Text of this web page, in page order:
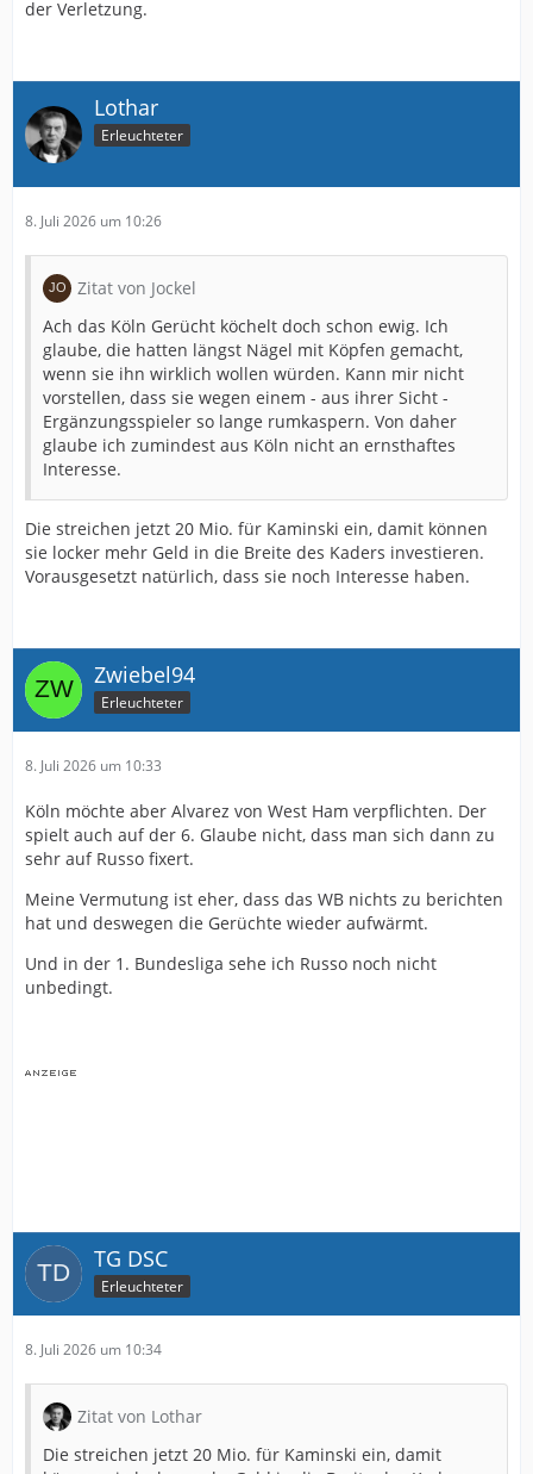
der Verletzung.
Lothar
Erleuchteter
8. Juli 2026 um 10:26
Zitat von Jockel
Ach das Köln Gerücht köchelt doch schon ewig. Ich
glaube, die hatten längst Nägel mit Köpfen gemacht,
wenn sie ihn wirklich wollen würden. Kann mir nicht
vorstellen, dass sie wegen einem - aus ihrer Sicht -
Ergänzungsspieler so lange rumkaspern. Von daher
glaube ich zumindest aus Köln nicht an ernsthaftes
Interesse.
Die streichen jetzt 20 Mio. für Kaminski ein, damit können
sie locker mehr Geld in die Breite des Kaders investieren.
Vorausgesetzt natürlich, dass sie noch Interesse haben.
Zwiebel94
Erleuchteter
8. Juli 2026 um 10:33
Köln möchte aber Alvarez von West Ham verpflichten. Der
spielt auch auf der 6. Glaube nicht, dass man sich dann zu
sehr auf Russo fixert.
Meine Vermutung ist eher, dass das WB nichts zu berichten
hat und deswegen die Gerüchte wieder aufwärmt.
Und in der 1. Bundesliga sehe ich Russo noch nicht
unbedingt.
TG DSC
Erleuchteter
8. Juli 2026 um 10:34
Zitat von Lothar
Die streichen jetzt 20 Mio. für Kaminski ein, damit